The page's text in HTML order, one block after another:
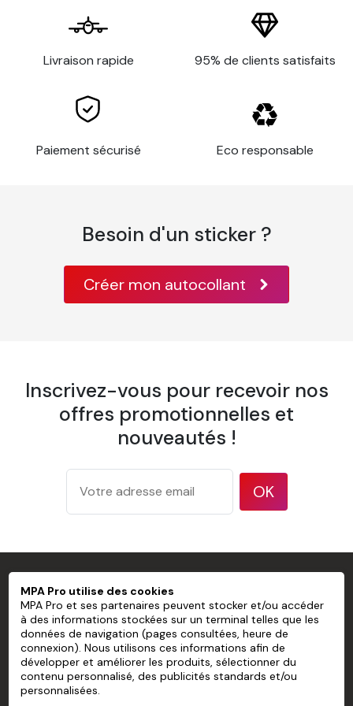
Les avantages de notre papier
peint
respectueux de l’environnement
Choisissez l'option Kit de pose pour faciliter
l'application du papier peint sur votre mur. Ce kit
1 éponge
1 spatule à maroufler
1 pulvérisateur
PVC personnalisé
Largeur d'un lé
600 mm
Recouvrement
Pose bord
à bord
Grammage
175 g/m²
d'après la
Livraison rapide 95% de clients satisfaits
Paiement sécurisé Eco responsable
Besoin d'un sticker ?
Créer mon autocollant
Inscrivez-vous pour recevoir nos
offres promotionnelles et
nouveautés !
OK
PROFESSIONNEL
MPA PRO
NOS SERVICES
MPA Pro utilise des cookies
MPA Pro et ses partenaires peuvent stocker et/ou accéder
à des informations stockées sur un terminal telles que les
données de navigation (pages consultées, heure de
connexion). Nous utilisons ces informations afin de
développer et améliorer les produits, sélectionner du
contenu personnalisé, des publicités standards et/ou
personnalisées.